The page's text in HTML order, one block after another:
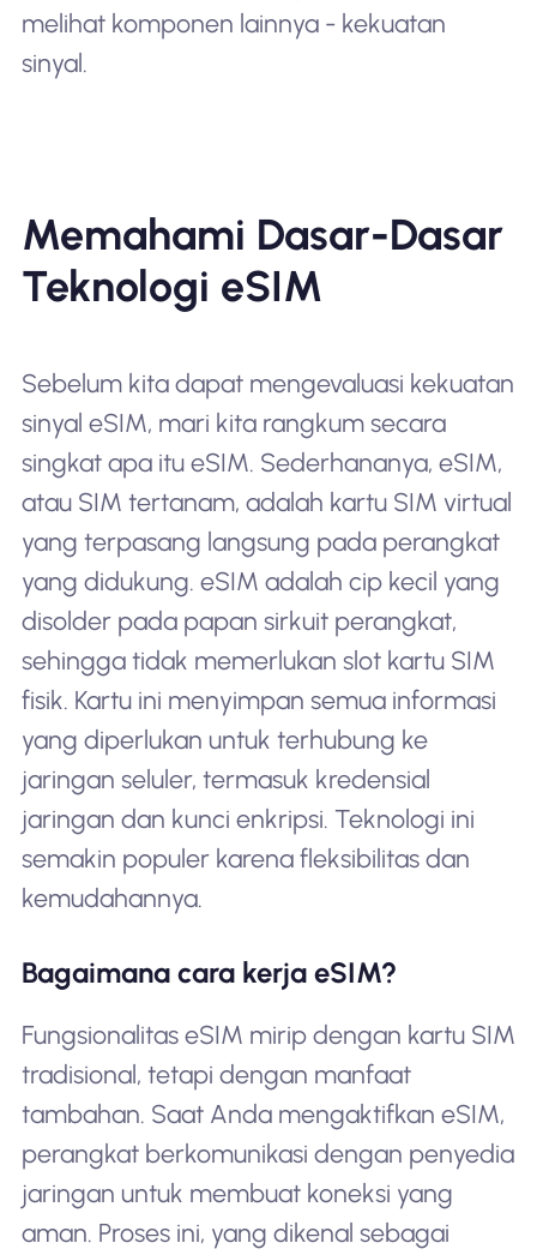
melihat komponen lainnya - kekuatan
sinyal.
Memahami Dasar-Dasar
Teknologi eSIM
Sebelum kita dapat mengevaluasi kekuatan
sinyal eSIM, mari kita rangkum secara
singkat apa itu eSIM. Sederhananya, eSIM,
atau SIM tertanam, adalah kartu SIM virtual
yang terpasang langsung pada perangkat
yang didukung. eSIM adalah cip kecil yang
disolder pada papan sirkuit perangkat,
sehingga tidak memerlukan slot kartu SIM
fisik. Kartu ini menyimpan semua informasi
yang diperlukan untuk terhubung ke
jaringan seluler, termasuk kredensial
jaringan dan kunci enkripsi. Teknologi ini
semakin populer karena fleksibilitas dan
kemudahannya.
Bagaimana cara kerja eSIM?
Fungsionalitas eSIM mirip dengan kartu SIM
tradisional, tetapi dengan manfaat
tambahan. Saat Anda mengaktifkan eSIM,
perangkat berkomunikasi dengan penyedia
jaringan untuk membuat koneksi yang
aman. Proses ini, yang dikenal sebagai